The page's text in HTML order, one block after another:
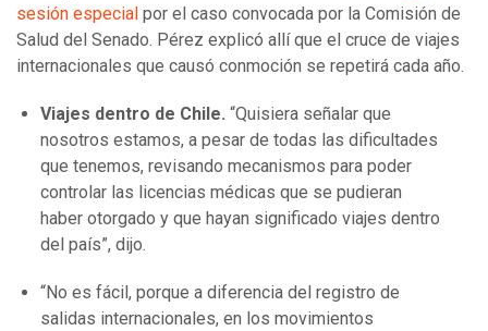
sesión especial por el caso convocada por la Comisión de
Salud del Senado. Pérez explicó allí que el cruce de viajes
internacionales que causó conmoción se repetirá cada año.
Viajes dentro de Chile. “Quisiera señalar que
nosotros estamos, a pesar de todas las dificultades
que tenemos, revisando mecanismos para poder
controlar las licencias médicas que se pudieran
haber otorgado y que hayan significado viajes dentro
del país”, dijo.
“No es fácil, porque a diferencia del registro de
salidas internacionales, en los movimientos